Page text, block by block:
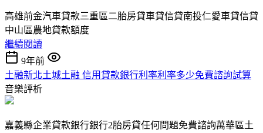
高雄前金汽車貸款三重區二胎房貸車貸信貸南投仁愛車貸信貸
中山區農地貸款額度
繼續閱讀
9年前
土融新北土城土融 信用貸款銀行利率利率多少免費諮詢試算
音樂評析
嘉義縣企業貸款銀行銀行2胎房貸任何問題免費諮詢萬華區土